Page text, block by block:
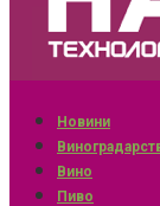
Новини
Вино
Пиво